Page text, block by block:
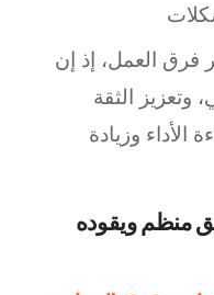
فرق العمل، إذ إن
الثقة
وزيادة
منظم ويقوده